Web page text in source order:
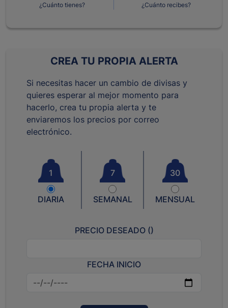
¿Cuánto tienes? ¿Cuánto recibes?
CREA TU PROPIA ALERTA
Si necesitas hacer un cambio de divisas y
quieres esperar al mejor momento para
hacerlo, crea tu propia alerta y te
enviaremos los precios por correo
electrónico.
1
DIARIA
7
SEMANAL
30
MENSUAL
PRECIO DESEADO ()
FECHA INICIO